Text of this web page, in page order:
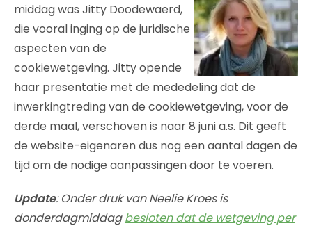
middag was Jitty Doodewaerd,
die vooral inging op de juridische
aspecten van de
cookiewetgeving. Jitty opende
haar presentatie met de mededeling dat de
inwerkingtreding van de cookiewetgeving, voor de
derde maal, verschoven is naar 8 juni a.s. Dit geeft
de website-eigenaren dus nog een aantal dagen de
tijd om de nodige aanpassingen door te voeren.
Update: Onder druk van Neelie Kroes is
donderdagmiddagbesloten dat de wetgeving per